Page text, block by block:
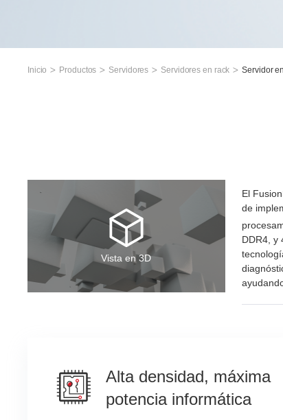
Inicio Productos Servidores Servidores en rack Servidor
Vista en 3D
El
de
DDR4, y
Alta densidad, máxima
potencia informática